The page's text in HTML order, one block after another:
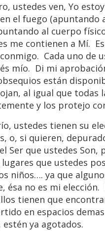
ustedes ven, Yo
el fuego (apuntando
al cuerpo
me contienen a Mí.
Cada uno de
mío. Di mi
están
al igual que
y los protejo
ustedes tienen su
o, si quieren,
Ser que ustedes
que ustedes
niños…. ya que
ésa no es mi
tienen que
en espacios
ya agotados.